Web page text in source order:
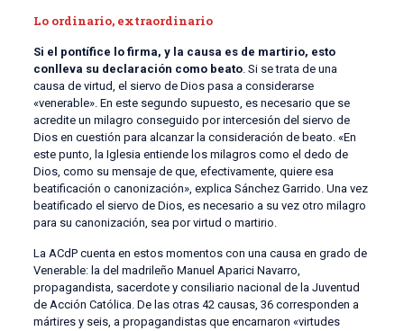
Lo ordinario, extraordinario
Si el pontífice lo firma, y la causa es de martirio, esto
conlleva su declaración como beato. Si se trata de una
causa de virtud, el siervo de Dios pasa a considerarse
«venerable». En este segundo supuesto, es necesario que se
acredite un milagro conseguido por intercesión del siervo de
Dios en cuestión para alcanzar la consideración de beato. «En
este punto, la Iglesia entiende los milagros como el dedo de
Dios, como su mensaje de que, efectivamente, quiere esa
beatificación o canonización», explica Sánchez Garrido. Una vez
beatificado el siervo de Dios, es necesario a su vez otro milagro
para su canonización, sea por virtud o martirio.
La ACdP cuenta en estos momentos con una causa en grado de
Venerable: la del madrileño Manuel Aparici Navarro,
propagandista, sacerdote y consiliario nacional de la Juventud
de Acción Católica. De las otras 42 causas, 36 corresponden a
mártires y seis, a propagandistas que encarnaron «virtudes